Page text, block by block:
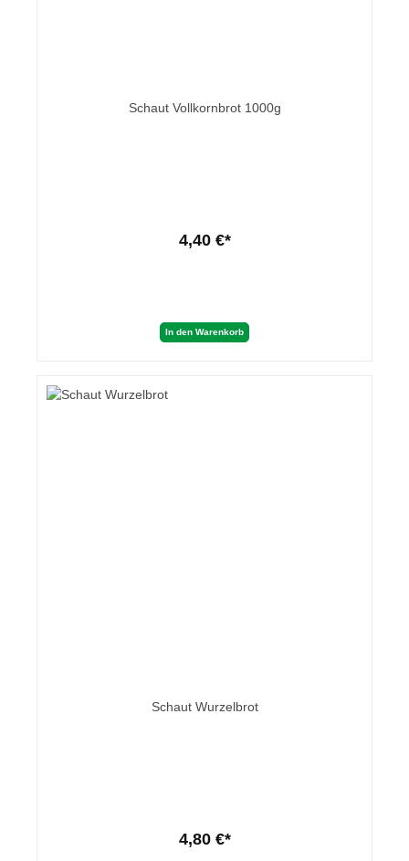
Schaut Vollkornbrot 1000g
4,40 €*
In den Warenkorb
Schaut Wurzelbrot
4,80 €*